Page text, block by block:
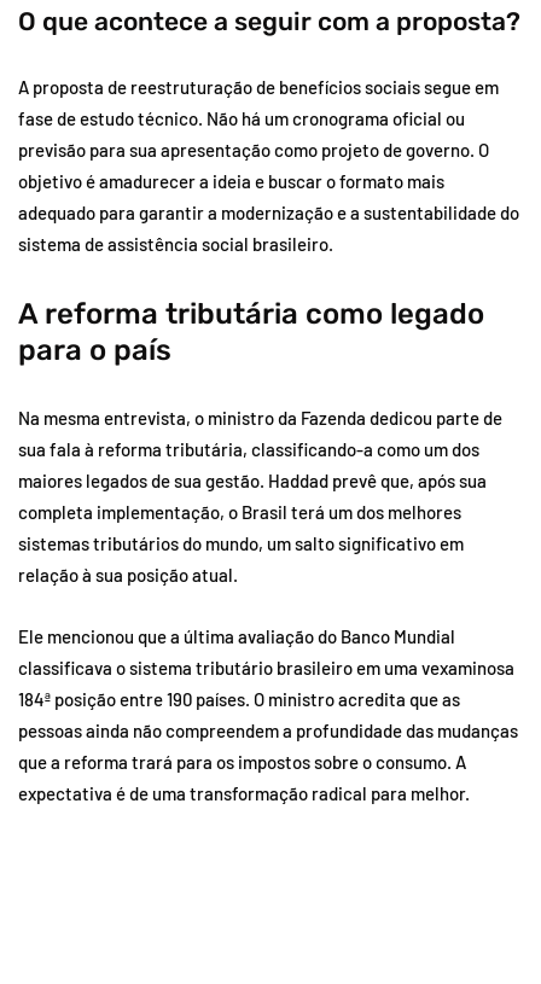
O que acontece a seguir com a proposta?
A proposta de reestruturação de benefícios sociais segue em
fase de estudo técnico. Não há um cronograma oficial ou
previsão para sua apresentação como projeto de governo. O
objetivo é amadurecer a ideia e buscar o formato mais
adequado para garantir a modernização e a sustentabilidade do
sistema de assistência social brasileiro.
A reforma tributária como legado
para o país
Na mesma entrevista, o ministro da Fazenda dedicou parte de
sua fala à reforma tributária, classificando-a como um dos
maiores legados de sua gestão. Haddad prevê que, após sua
completa implementação, o Brasil terá um dos melhores
sistemas tributários do mundo, um salto significativo em
relação à sua posição atual.
Ele mencionou que a última avaliação do Banco Mundial
classificava o sistema tributário brasileiro em uma vexaminosa
184ª posição entre 190 países. O ministro acredita que as
pessoas ainda não compreendem a profundidade das mudanças
que a reforma trará para os impostos sobre o consumo. A
expectativa é de uma transformação radical para melhor.